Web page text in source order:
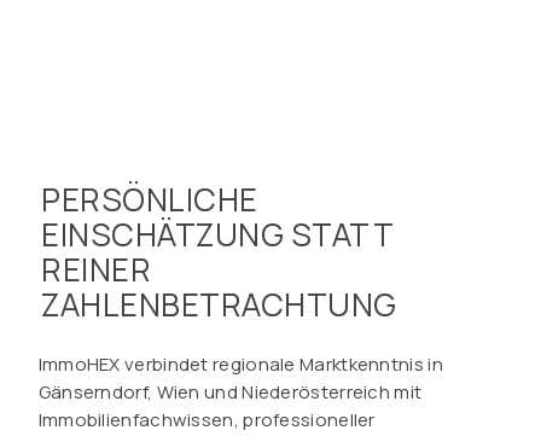
PERSÖNLICHE
EINSCHÄTZUNG STATT
REINER
ZAHLENBETRACHTUNG
ImmoHEX verbindet regionale Marktkenntnis in
Gänserndorf, Wien und Niederösterreich mit
Immobilienfachwissen, professioneller